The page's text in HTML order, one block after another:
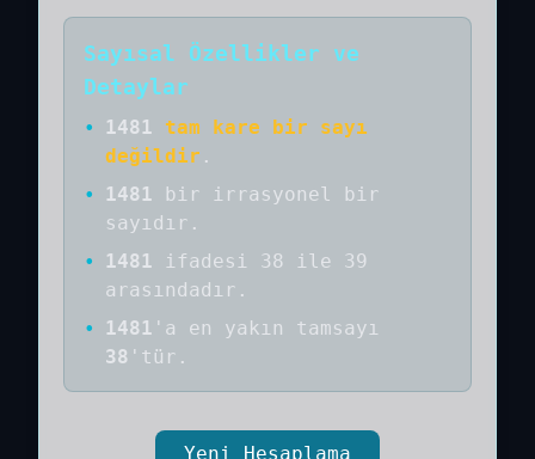
Sayısal Özellikler ve
Detaylar
• 1481
tam kare bir sayı
değildir .
•
1481 bir
irrasyonel bir
sayıdır .
•
1481
ifadesi 38 ile 39
arasındadır.
•
1481 'a en yakın tamsayı
38 'tür.
Yeni Hesaplama